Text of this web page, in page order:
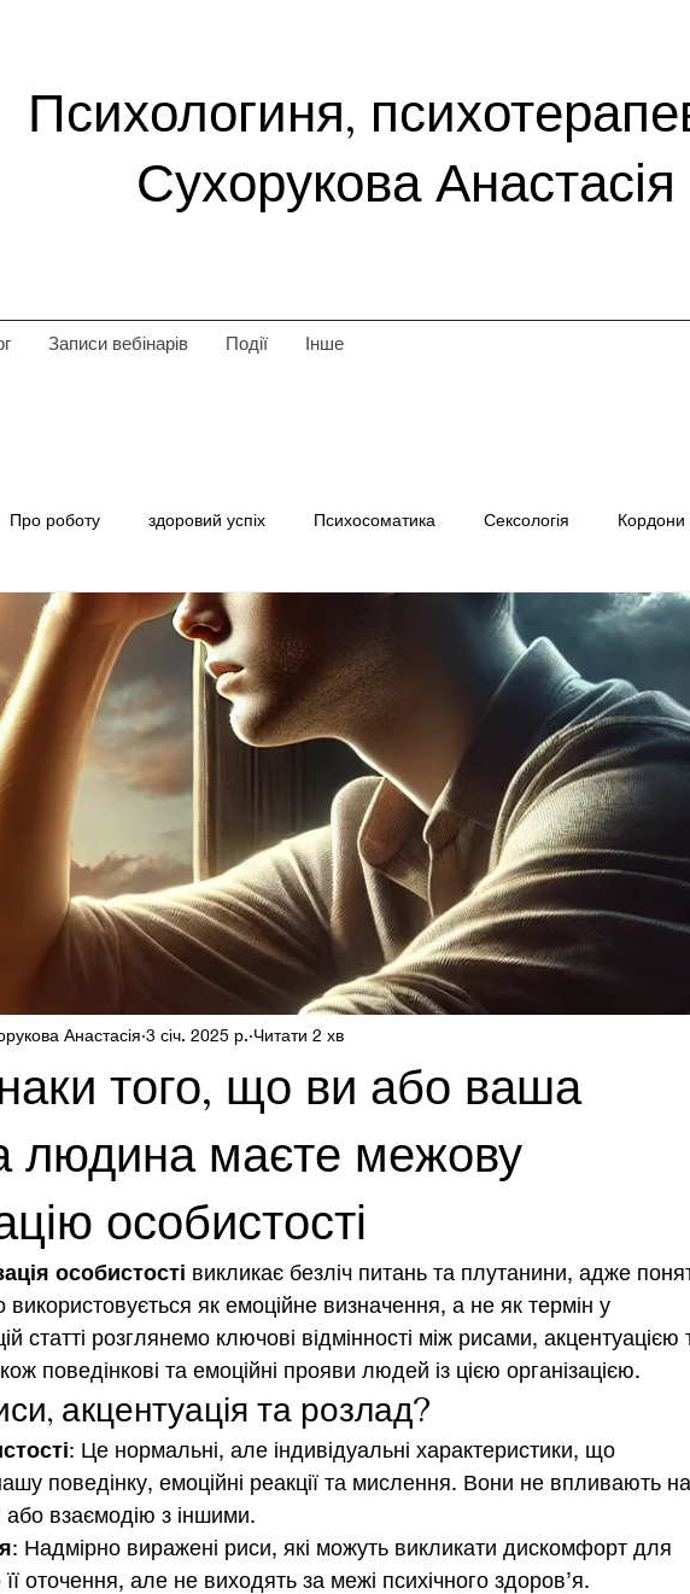
Психологиня,
Сухорукова Анастасія
Записи вебінарів Події Інше
Про роботу здоровий успіх Психосоматика Сексологія Кордони
Блог психолога для психолога
того, що ви або ваша
людина маєте межову
особистості
Анастасія 3 січ. 2025 р. Читати 2 хв
особистості викликає безліч питань та плутанини, адже
використовується як емоційне визначення, а не як термін у
статті розглянемо ключові відмінності між рисами, акцентуацією
поведінкові та емоційні прояви людей із цією організацією.
акцентуація та розлад?
: Це нормальні, але індивідуальні характеристики, що
поведінку, емоційні реакції та мислення. Вони не впливають на
або взаємодію з іншими.
: Надмірно виражені риси, які можуть викликати дискомфорт для
оточення, але не виходять за межі психічного здоров’я.